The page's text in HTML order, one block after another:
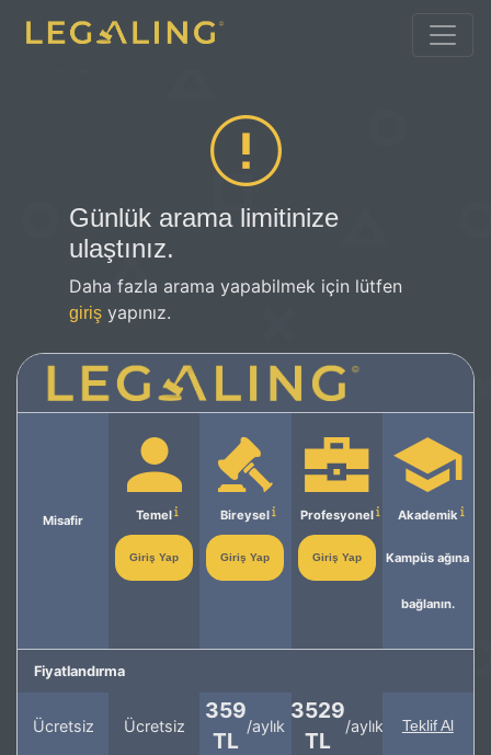
Günlük arama limitinize
ulaştınız.
Daha fazla arama yapabilmek için lütfen
giriş yapınız.
Misafir Temel
Giriş Yap
Bireysel
Giriş Yap
Profesyonel
Giriş Yap
Akademik
Kampüs ağına
bağlanın.
Fiyatlandırma
Ücretsiz Ücretsiz
359
TL
/aylık
3529
TL
/aylık Teklif Al